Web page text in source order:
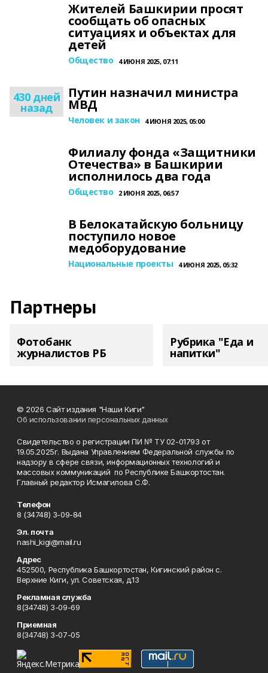
Жителей Башкирии просят
сообщать об опасных
ситуациях и объектах для
детей
Общество 4 ИЮНЯ 2025, 07:11
430 дней
назад
Путин назначил министра
МВД
Человек и закон 4 ИЮНЯ 2025, 05:00
Филиалу фонда «Защитники
Отечества» в Башкирии
исполнилось два года
Общество 2 ИЮНЯ 2025, 06:57
В Белокатайскую больницу
поступило новое
медоборудование
Национальные проекты 4 ИЮНЯ 2025, 05:32
Партнеры
Фотобанк
журналистов РБ
Рубрика "Еда и
напитки"
© 2026 Сайт издания "Наши Киги"
Об использовании персональных данных
Свидетельство о регистрации ПИ № ТУ 02-01793 от
19.05.2025г. Выдана Управлением Федеральной службы по
надзору в сфере связи, информационных технологий и
массовых коммуникаций по Республике Башкортостан.
Главный редактор Исмагилова С.Ф.
Телефон
8 (34748) 3-09-84
Эл. почта
nashi_kigi@mail.ru
Адрес
452500, Республика Башкортостан, Кигинский район с.
Верхние Киги, ул. Советская, д.13
Рекламная служба
8(34748) 3-09-69
Приемная
8(34748) 3-07-05